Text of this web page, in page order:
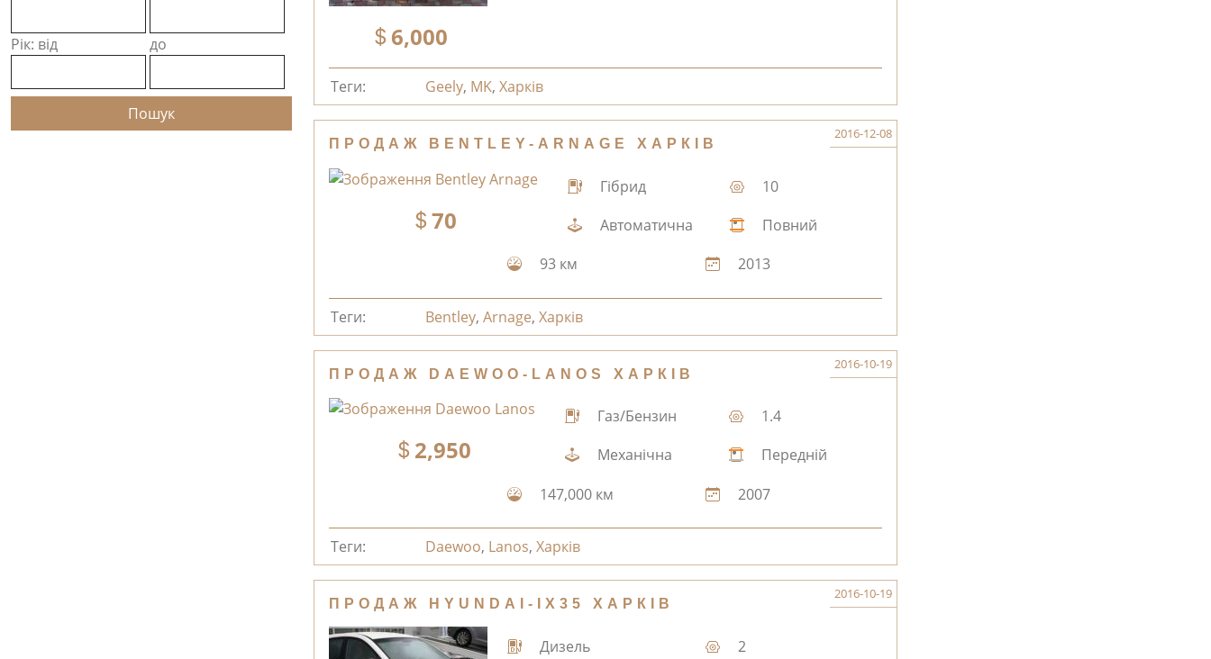
Рік: від до 6,000
Теги: Geely, MK,Харків
ПРОДАЖ BENTLEY-ARNAGE ХАРКІВ
2016-12-08
70
Гібрид
10
Автоматична
Повний
93 км
2013
Теги: Bentley,Arnage,Харків
ПРОДАЖ DAEWOO-LANOS ХАРКІВ
2016-10-19
2,950
Газ/Бензин
1.4
Механічна
Передній
147,000 км
2007
Теги: Daewoo, Lanos,Харків
ПРОДАЖ HYUNDAI-IX35 ХАРКІВ
2016-10-19
Дизель
2